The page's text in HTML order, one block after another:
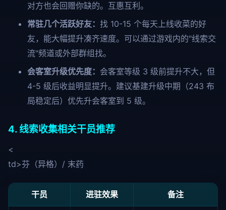
对方也会回赠你缺的。互惠互利。
常驻几个活跃好友： 找 10-15 个每天上线收菜的好
友，能大幅提升凑齐速度。可以通过游戏内的"线索交
流"频道或外部群组找。
会客室升级优先度： 会客室等级 3 级前提升不大，但
4-5 级后收益明显提升。建议基建升级中期（243 布
局稳定后）优先升会客室到 5 级。
4. 线索收集相关干员推荐
<
td>芬（异格）/ 末药
干员 进驻效果 备注